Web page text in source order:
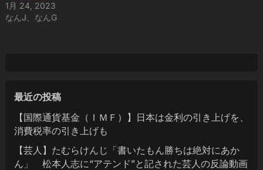
1月 24, 2023
なんJ、なんG
最近の投稿
【国際通貨基金（ＩＭＦ）】日本は金利の引き上げを、
消費税率の引き上げも
【芸人】たむらけんじ「書いたもん勝ちは絶対にあか
ん」 松本人志に“アテンド”と記された芸人の反論動画